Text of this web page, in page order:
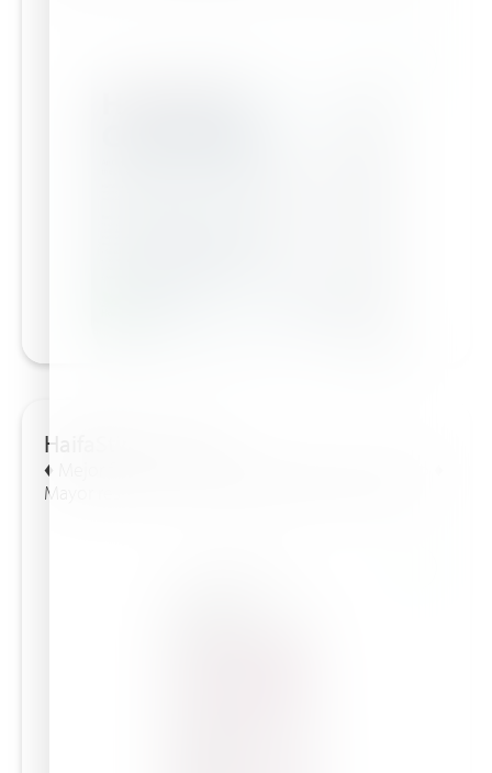
HaifaStim™ Promo
♦ Mejor floración y cuajado ♦ Mayor crecimiento ♦
Mayor resistencia al estrés abiótico ♦ Menores